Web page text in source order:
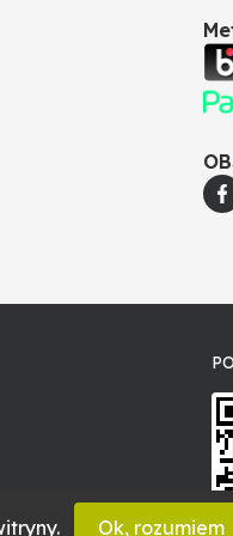
Ok, rozumiem